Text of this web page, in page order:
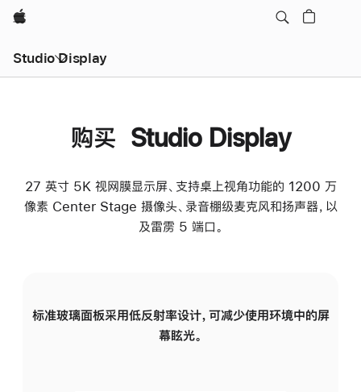
Apple
Studio Display
购买 Studio Display
27 英寸 5K 视网膜显示屏、支持桌上视角功能的 1200 万
像素 Center Stage 摄像头、录音棚级麦克风和扬声器，以
及雷雳 5 端口。
标准玻璃面板采用低反射率设计，可减少使用环境中的屏
幕眩光。